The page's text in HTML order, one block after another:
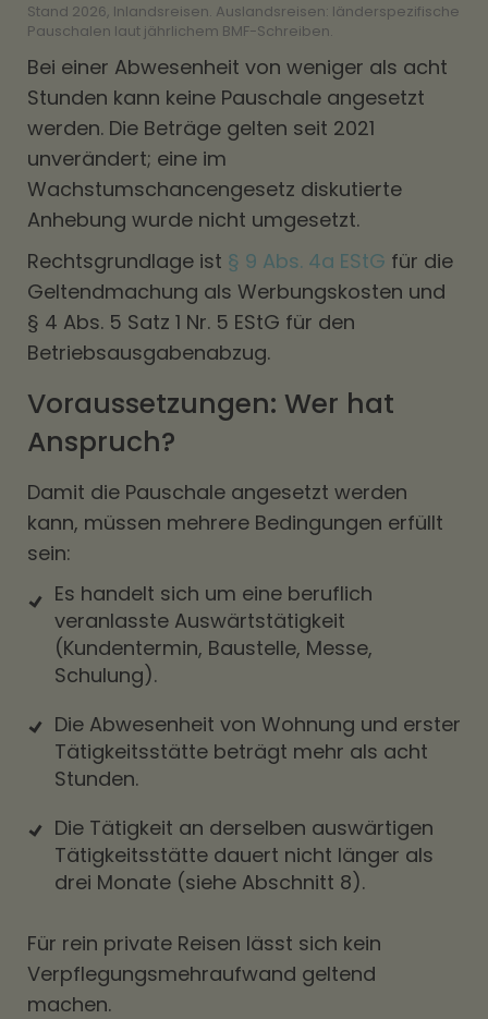
Stand 2026, Inlandsreisen. Auslandsreisen: länderspezifische
Pauschalen laut jährlichem BMF-Schreiben.
Bei einer Abwesenheit von weniger als acht
Stunden kann keine Pauschale angesetzt
werden. Die Beträge gelten seit 2021
unverändert; eine im
Wachstumschancengesetz diskutierte
Anhebung wurde nicht umgesetzt.
Rechtsgrundlage ist § 9 Abs. 4a EStG für die
Geltendmachung als Werbungskosten und
§ 4 Abs. 5 Satz 1 Nr. 5 EStG für den
Betriebsausgabenabzug.
Voraussetzungen: Wer hat
Anspruch?
Damit die Pauschale angesetzt werden
kann, müssen mehrere Bedingungen erfüllt
sein:
Es handelt sich um eine beruflich
veranlasste Auswärtstätigkeit
(Kundentermin, Baustelle, Messe,
Schulung).
Die Abwesenheit von Wohnung und erster
Tätigkeitsstätte beträgt mehr als acht
Stunden.
Die Tätigkeit an derselben auswärtigen
Tätigkeitsstätte dauert nicht länger als
drei Monate (siehe Abschnitt 8).
Für rein private Reisen lässt sich kein
Verpflegungsmehraufwand geltend
machen.